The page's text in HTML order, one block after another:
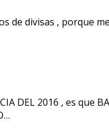
de divisas , porque
2016 , es que